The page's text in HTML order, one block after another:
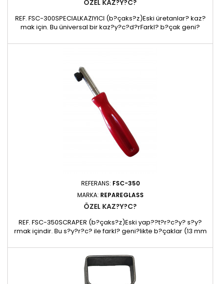
ÖZEL KAZ?Y?C?
REF. FSC-300SPECIALKAZIYICI (b?çaks?z)Eski üretanlar? kaz?
mak için. Bu üniversal bir kaz?y?c?d?rFarkl? b?çak geni?
b?çak
REFERANS: FSC-350
MARKA: REPAREGLASS
ÖZEL KAZ?Y?C?
REF. FSC-350SCRAPER (b?çaks?z)Eski yap??t?r?c?y? s?y?
rmak içindir. Bu s?y?r?c? ile farkl? geni?likte b?çaklar (13 mm
evrenseldirand angular blades